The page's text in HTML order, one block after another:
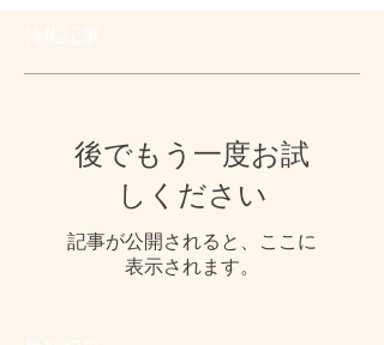
後でもう一度お試
しください
記事が公開されると、ここに
表示されます。